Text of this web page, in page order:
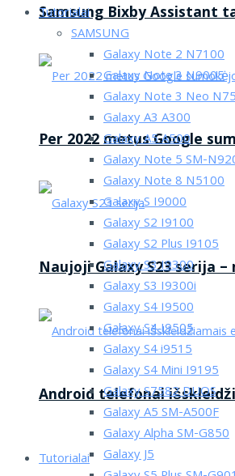
Samsung Bixby Assistant
Per 2022 metus Google
Naujoji Galaxy S23 serija
Android telefonai
Tutorialai
Tutorialai
SAMSUNG
Galaxy Note 2 N7100
Galaxy Note 3 N9005
Galaxy Note 3 Neo
Galaxy A3 A300
Galaxy A5 A500
Galaxy Note 5 SM-
Galaxy Note 8 N5100
Galaxy S I9000
Galaxy S2 I9100
Galaxy S2 Plus I9105
Galaxy S3 I9300
Galaxy S3 I9300i
Galaxy S4 I9500
Galaxy S4 I9505
Galaxy S4 i9515
Galaxy S4 Mini I9195
Galaxy S7582 DUOS
Galaxy A5 SM-A500F
Galaxy Alpha SM-G850
Galaxy J5